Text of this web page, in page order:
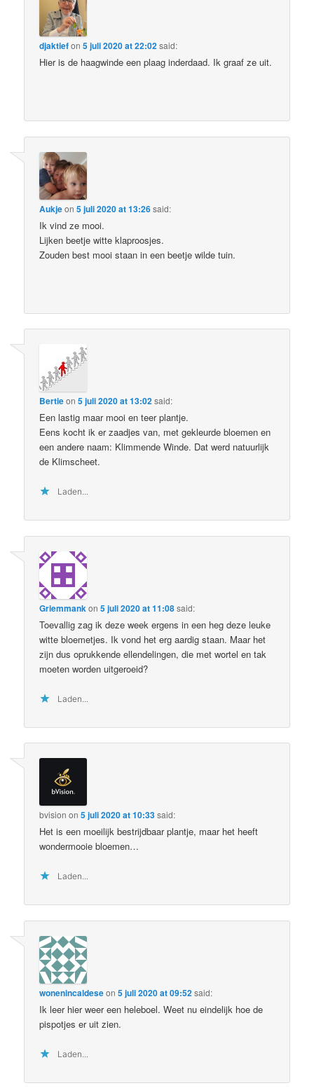
djaktiefon5 juli 2020 at 22:02said:
Hier is de haagwinde een plaag inderdaad. Ik graaf ze uit.
Aukjeon5 juli 2020 at 13:26said:
Ik vind ze mooi.
Lijken beetje witte klaproosjes.
Zouden best mooi staan in een beetje wilde tuin.
Bertieon5 juli 2020 at 13:02said:
Een lastig maar mooi en teer plantje.
Eens kocht ik er zaadjes van, met gekleurde bloemen en
een andere naam: Klimmende Winde. Dat werd natuurlijk
de Klimscheet.
Laden...
Griemmankon5 juli 2020 at 11:08said:
Toevallig zag ik deze week ergens in een heg deze leuke
witte bloemetjes. Ik vond het erg aardig staan. Maar het
zijn dus oprukkende ellendelingen, die met wortel en tak
moeten worden uitgeroeid?
Laden...
bvision on5 juli 2020 at 10:33said:
Het is een moeilijk bestrijdbaar plantje, maar het heeft
wondermooie bloemen…
Laden...
wonenincaldeseon5 juli 2020 at 09:52said:
Ik leer hier weer een heleboel. Weet nu eindelijk hoe de
pispotjes er uit zien.
Laden...